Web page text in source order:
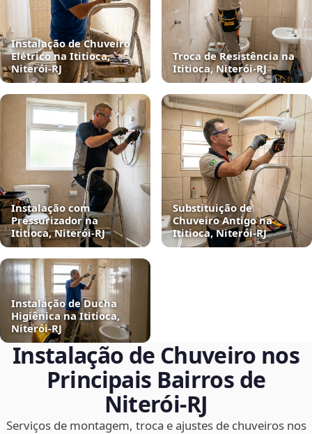
Instalação de Chuveiro
Elétrico na Ititioca,
Niterói‑RJ
Troca de Resistência na
Ititioca, Niterói‑RJ
Instalação com
Pressurizador na
Ititioca, Niterói‑RJ
Substituição de
Chuveiro Antigo na
Ititioca, Niterói‑RJ
Instalação de Ducha
Higiênica na Ititioca,
Niterói‑RJ
Instalação de Chuveiro nos
Principais Bairros de
Niterói‑RJ
Serviços de montagem, troca e ajustes de chuveiros nos